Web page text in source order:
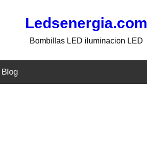
Ledsenergia.com
Bombillas LED iluminacion LED
Blog